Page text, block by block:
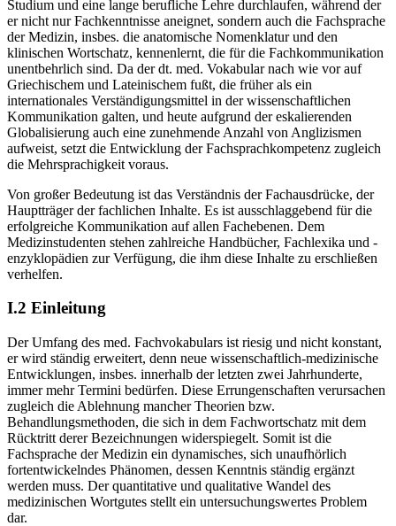
zu sein, muss ein potenzieller Arzt ein theoretisches medizinisches
Studium und eine lange berufliche Lehre durchlaufen, während der
er nicht nur Fachkenntnisse aneignet, sondern auch die Fachsprache
der Medizin, insbes. die anatomische Nomenklatur und den
klinischen Wortschatz, kennenlernt, die für die Fachkommunikation
unentbehrlich sind. Da der dt. med. Vokabular nach wie vor auf
Griechischem und Lateinischem fußt, die früher als ein
internationales Verständigungsmittel in der wissenschaftlichen
Kommunikation galten, und heute aufgrund der eskalierenden
Globalisierung auch eine zunehmende Anzahl von Anglizismen
aufweist, setzt die Entwicklung der Fachsprachkompetenz zugleich
Von großer Bedeutung ist das Verständnis der Fachausdrücke, der
Hauptträger der fachlichen Inhalte. Es ist ausschlaggebend für die
erfolgreiche Kommunikation auf allen Fachebenen. Dem
Medizinstudenten stehen zahlreiche Handbücher, Fachlexika und -
enzyklopädien zur Verfügung, die ihm diese Inhalte zu erschließen
Der Umfang des med. Fachvokabulars ist riesig und nicht konstant,
er wird ständig erweitert, denn neue wissenschaftlich-medizinische
Entwicklungen, insbes. innerhalb der letzten zwei Jahrhunderte,
immer mehr Termini bedürfen. Diese Errungenschaften verursachen
zugleich die Ablehnung mancher Theorien bzw.
Behandlungsmethoden, die sich in dem Fachwortschatz mit dem
Rücktritt derer Bezeichnungen widerspiegelt. Somit ist die
Fachsprache der Medizin ein dynamisches, sich unaufhörlich
fortentwickelndes Phänomen, dessen Kenntnis ständig ergänzt
werden muss. Der quantitative und qualitative Wandel des
medizinischen Wortgutes stellt ein untersuchungswertes Problem